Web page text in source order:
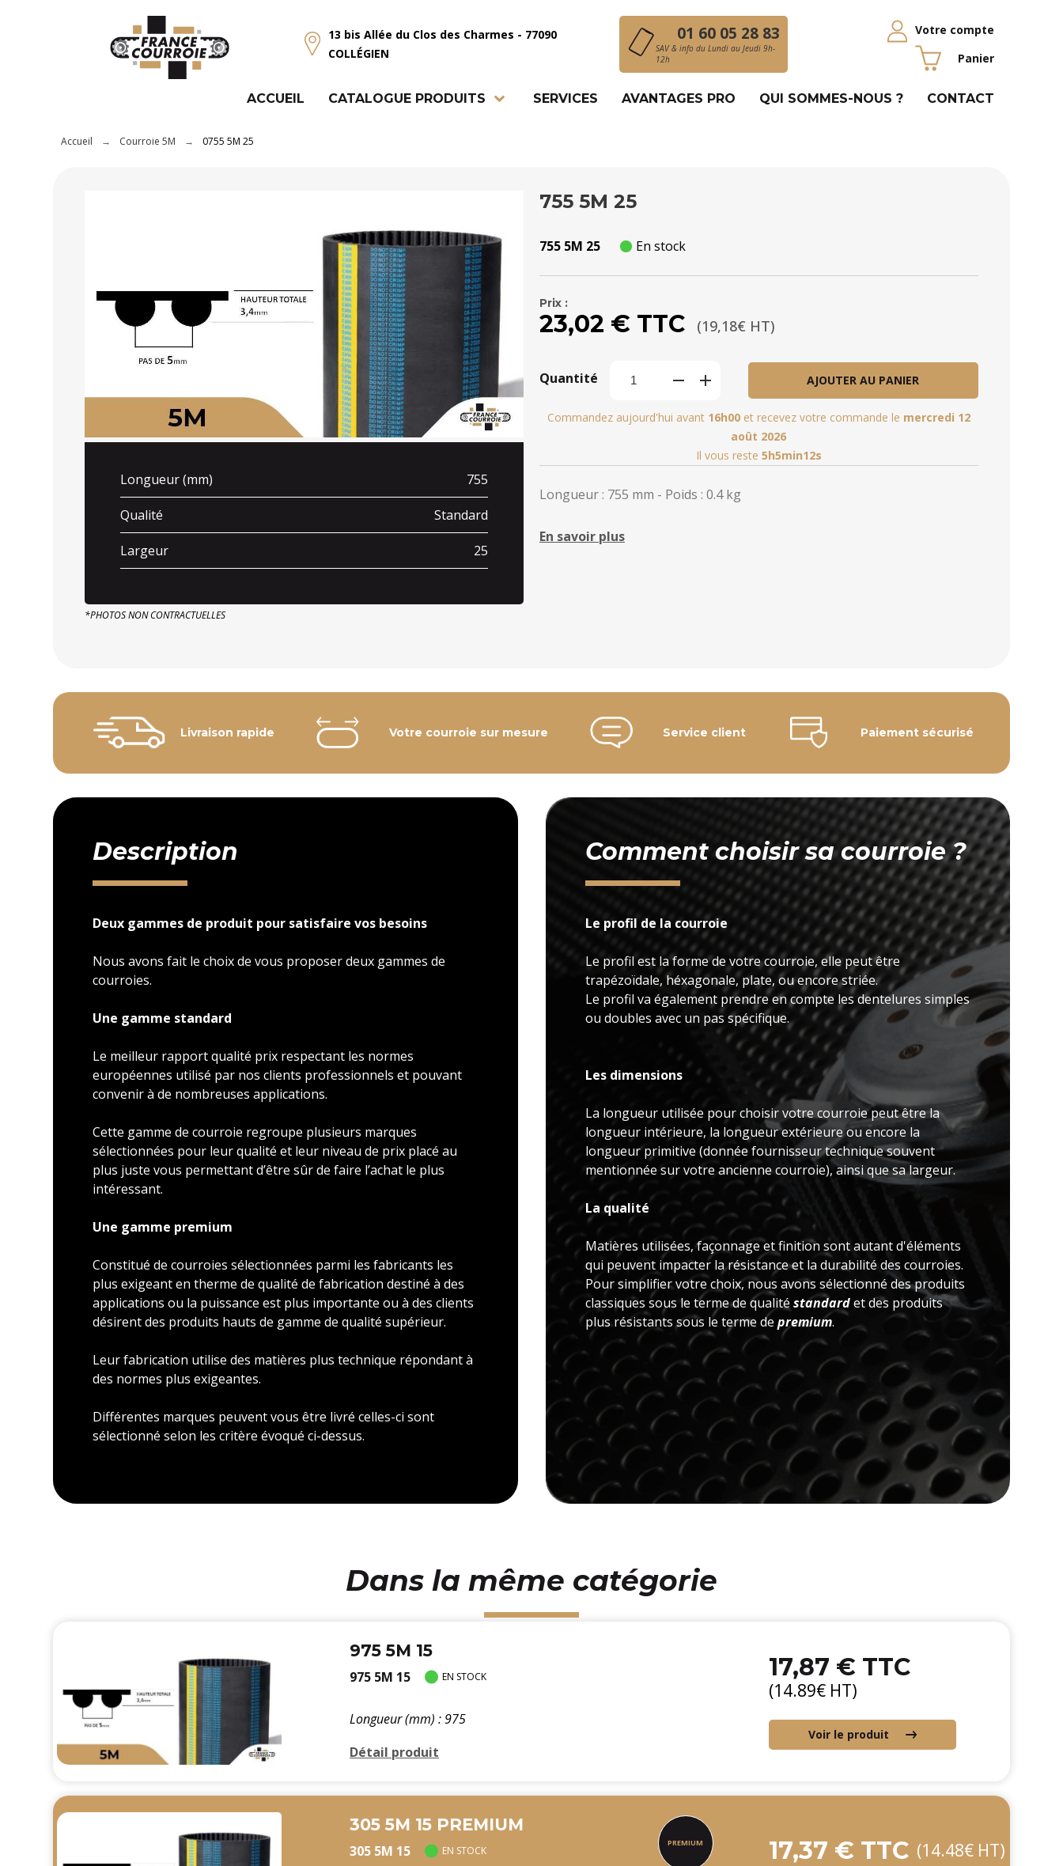
13 bis Allée du Clos des Charmes - 77090
COLLÉGIEN
01 60 05 28 83
SAV & info du Lundi au Jeudi 9h-
12h
Votre compte
Panier
ACCUEIL CATALOGUE PRODUITS SERVICES AVANTAGES PRO QUI SOMMES-NOUS ? CONTACT
Accueil Courroie 5M 0755 5M 25
Longueur (mm) 755
Qualité Standard
Largeur 25
*PHOTOS NON CONTRACTUELLES
755 5M 25
755 5M 25 En stock
Prix :
23,02 € TTC (19,18€ HT)
Quantité AJOUTER AU PANIER
Commandez aujourd'hui avant 16h00et recevez votre commande le mercredi 12
août 2026
Il vous reste 5h5min11s
Longueur : 755 mm - Poids : 0.4 kg
En savoir plus
Livraison rapide Votre courroie sur mesure Service client Paiement sécurisé
Description
Deux gammes de produit pour satisfaire vos besoins
Nous avons fait le choix de vous proposer deux gammes de
courroies.
Une gamme standard
Le meilleur rapport qualité prix respectant les normes
européennes utilisé par nos clients professionnels et pouvant
convenir à de nombreuses applications.
Cette gamme de courroie regroupe plusieurs marques
sélectionnées pour leur qualité et leur niveau de prix placé au
plus juste vous permettant d’être sûr de faire l’achat le plus
intéressant.
Une gamme premium
Constitué de courroies sélectionnées parmi les fabricants les
plus exigeant en therme de qualité de fabrication destiné à des
applications ou la puissance est plus importante ou à des clients
désirent des produits hauts de gamme de qualité supérieur.
Leur fabrication utilise des matières plus technique répondant à
des normes plus exigeantes.
Différentes marques peuvent vous être livré celles-ci sont
sélectionné selon les critère évoqué ci-dessus.
Comment choisir sa courroie ?
Le profil de la courroie
Le profil est la forme de votre courroie, elle peut être
trapézoïdale, héxagonale, plate, ou encore striée.
Le profil va également prendre en compte les dentelures simples
ou doubles avec un pas spécifique.
Les dimensions
La longueur utilisée pour choisir votre courroie peut être la
longueur intérieure, la longueur extérieure ou encore la
longueur primitive (donnée fournisseur technique souvent
mentionnée sur votre ancienne courroie), ainsi que sa largeur.
La qualité
Matières utilisées, façonnage et finition sont autant d'éléments
qui peuvent impacter la résistance et la durabilité des courroies.
Pour simplifier votre choix, nous avons sélectionné des produits
classiques sous le terme de qualité standardet des produits
plus résistants sous le terme de premium.
Dans la même catégorie
975 5M 15
975 5M 15 EN STOCK
Longueur (mm) : 975
Détail produit
17,87 € TTC
(14.89€ HT)
Voir le produit
305 5M 15 PREMIUM
305 5M 15 EN STOCK 17,37 € TTC (14.48€ HT)